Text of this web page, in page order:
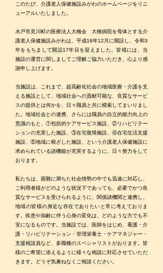
このたび、介護老人保健施設みがわのホームページをリニ
ューアルいたしました。
水戸市見川町の医療法人大橋会 大橋病院を母体とする介
護老人保健施設みがわは、平成16年12月に開設し、令和3
年をもちまして開設17年目を迎えました。皆様には、当
施設の運営に関しましてご理解ご協力いただき、心より感
謝申し上げます。
当施設は、これまで、超高齢化社会の地域医療・介護を支
える施設として、地域社会への貢献可能な、良質なサービ
スの提供とは何かを、日々職員と共に模索してまいりまし
た。地域社会との連携、さらには職員の自立的能力向上の
意識のもと、①包括的ケアサービス施設、②リハビリテー
ションの充実した施設、③在宅復帰施設、④在宅生活支援
施設、⑤地域に根ざした施設、という介護老人保健施設に
求められている諸機能が充実するように、日々努力をして
おります。
私たちは、困難に満ちた社会情勢の中でも迅速に対応し、
ご利用者様がどのような状況下であっても、必要でかつ良
質なサービスを受けられるように、関係諸機関と連携し、
地域の皆様の身近な存在でありたいと常に考えておりま
す。疾患や加齢に伴う心身の変化は、どのような方でも不
安になるものです。当施設では、医師をはじめ、看護・介
護・リハビリテーション・管理栄養士・ケアマネジャー・
支援相談員など、多職種のスペシャリストがおります。皆
様のご希望に添えるように様々な相談に対応させていただ
きます。どうぞ気兼ねなくご相談ください。